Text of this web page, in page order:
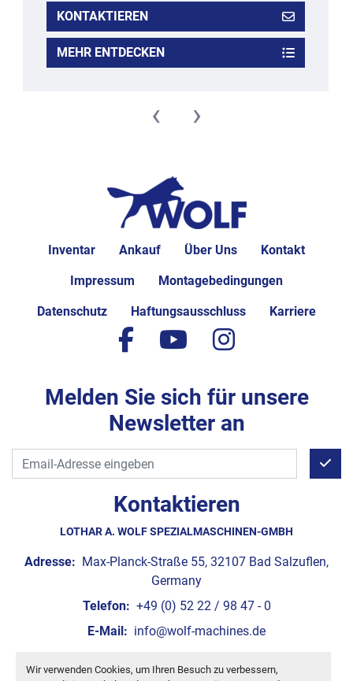
Wir verwenden Cookies, um Ihren Besuch zu verbessern,
KONTAKTIEREN
MEHR ENTDECKEN
‹ ›
Inventar Ankauf Über Uns Kontakt
Impressum Montagebedingungen
Datenschutz Haftungsausschluss Karriere
Kontaktieren
LOTHAR A. WOLF SPEZIALMASCHINEN-GMBH
Adresse: Max-Planck-Straße 55, 32107 Bad Salzuflen,
Germany
Telefon: +49 (0) 52 22 / 98 47 - 0
E-Mail: info@wolf-machines.de
Cookie-Einstellungen
facebook
youtubeinstagram
Melden Sie sich für unsere
Newsletter an